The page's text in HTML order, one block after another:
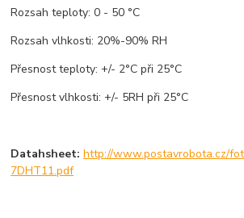
Rozsah teploty: 0 - 50 °C
Rozsah vlhkosti: 20%-90% RH
Přesnost teploty: +/- 2°C při 25°C
Přesnost vlhkosti: +/- 5RH při 25°C
Datahsheet:http://www.postavrobota.cz/
7DHT11.pdf